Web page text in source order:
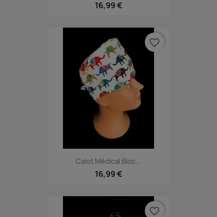
16,99 €
Calot Médical Bloc...
16,99 €
favorite_border
favorite_border